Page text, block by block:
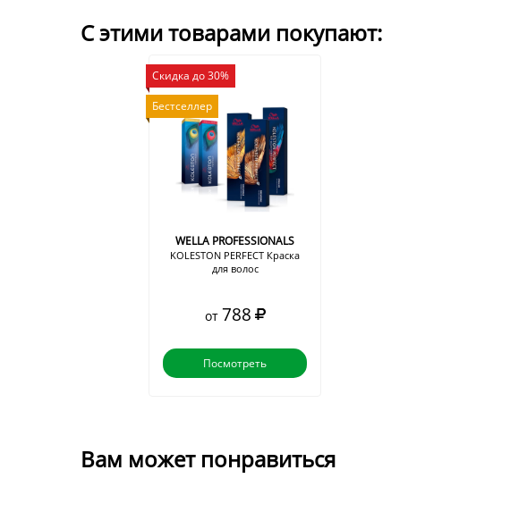
С этими товарами покупают:
Скидка до 30%
Бестселлер
WELLA PROFESSIONALS
KOLESTON PERFECT Краска
для волос
от 788
Посмотреть
Вам может понравиться